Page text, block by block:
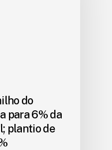
do
para 6% da
plantio de